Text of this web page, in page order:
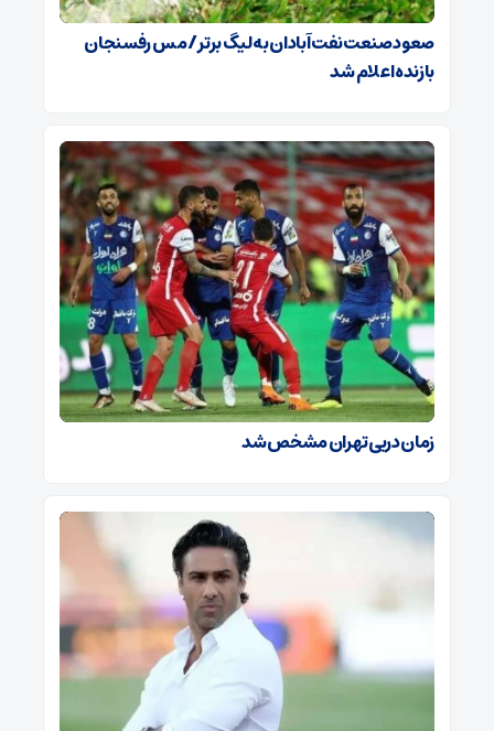
صعود صنعت نفت آبادان به لیگ برتر / مس رفسنجان
بازنده اعلام شد
زمان دربی تهران مشخص شد